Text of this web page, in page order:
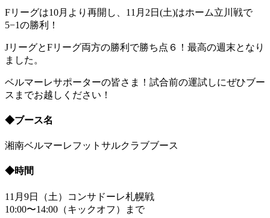
Fリーグは10月より再開し、11月2日(土)はホーム立川戦で
5−1の勝利！
JリーグとFリーグ両方の勝利で勝ち点６！最高の週末となり
ました。
ベルマーレサポーターの皆さま！試合前の運試しにぜひブー
スまでお越しください！
◆ブース名
湘南ベルマーレフットサルクラブブース
◆時間
11月9日（土）コンサドーレ札幌戦
10:00〜14:00（キックオフ）まで